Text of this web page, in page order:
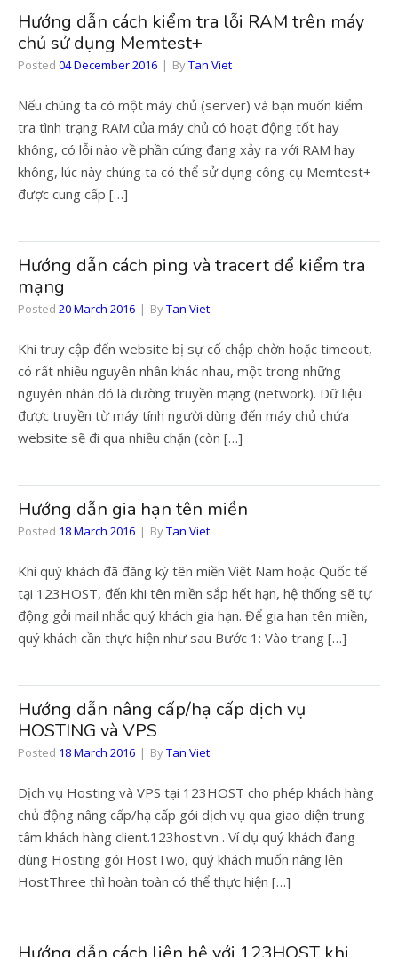
Hướng dẫn cách kiểm tra lỗi RAM trên máy
chủ sử dụng Memtest+
Posted 04 December 2016 ByTan Viet
Nếu chúng ta có một máy chủ (server) và bạn muốn kiểm
tra tình trạng RAM của máy chủ có hoạt động tốt hay
không, có lỗi nào về phần cứng đang xảy ra với RAM hay
không, lúc này chúng ta có thể sử dụng công cụ Memtest+
được cung cấp […]
Hướng dẫn cách ping và tracert để kiểm tra
mạng
Posted 20 March 2016 ByTan Viet
Khi truy cập đến website bị sự cố chập chờn hoặc timeout,
có rất nhiều nguyên nhân khác nhau, một trong những
nguyên nhân đó là đường truyền mạng (network). Dữ liệu
được truyền từ máy tính người dùng đến máy chủ chứa
website sẽ đi qua nhiều chặn (còn […]
Hướng dẫn gia hạn tên miền
Posted 18 March 2016 ByTan Viet
Khi quý khách đã đăng ký tên miền Việt Nam hoặc Quốc tế
tại 123HOST, đến khi tên miền sắp hết hạn, hệ thống sẽ tự
động gởi mail nhắc quý khách gia hạn. Để gia hạn tên miền,
quý khách cần thực hiện như sau Bước 1: Vào trang […]
Hướng dẫn nâng cấp/hạ cấp dịch vụ
HOSTING và VPS
Posted 18 March 2016 ByTan Viet
Dịch vụ Hosting và VPS tại 123HOST cho phép khách hàng
chủ động nâng cấp/hạ cấp gói dịch vụ qua giao diện trung
tâm khách hàng client.123host.vn . Ví dụ quý khách đang
dùng Hosting gói HostTwo, quý khách muốn nâng lên
HostThree thì hoàn toàn có thể thực hiện […]